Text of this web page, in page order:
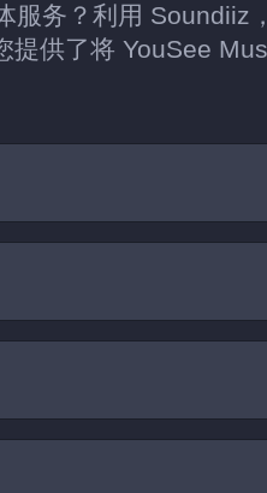
务？利用 Soundiiz
供了将 YouSee